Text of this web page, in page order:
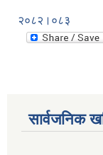
२०८२।०८३
सार्वजनिक